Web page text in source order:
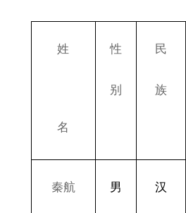
姓
名
性
别
民
族
秦航 男 汉